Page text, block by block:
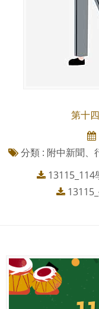
第十
分類 : 附中新聞、